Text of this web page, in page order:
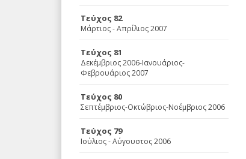
Τεύχος 82
Μάρτιος - Απρίλιος 2007
Τεύχος 81
Δεκέμβριος 2006-Ιανουάριος-
Φεβρουάριος 2007
Τεύχος 80
Σεπτέμβριος-Οκτώβριος-Νοέμβριος 2006
Τεύχος 79
Ιούλιος - Αύγουστος 2006